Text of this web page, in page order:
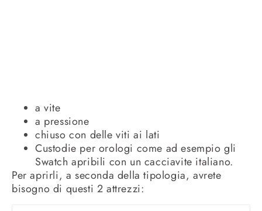
a vite
a pressione
chiuso con delle viti ai lati
Custodie per orologi come ad esempio gli
Swatch apribili con un cacciavite italiano.
Per aprirli, a seconda della tipologia, avrete
bisogno di questi 2 attrezzi: